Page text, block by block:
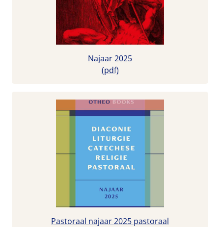
Najaar 2025
(pdf)
Pastoraal najaar 2025 pastoraal